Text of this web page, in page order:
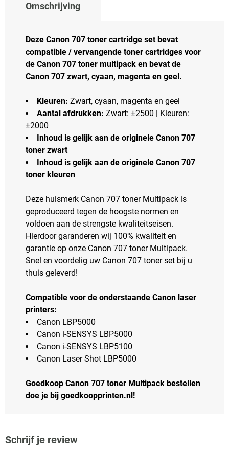
Omschrijving
Deze Canon 707 toner cartridge set bevat
compatible / vervangende toner cartridges voor
de Canon 707 toner multipack en bevat de
Canon 707 zwart, cyaan, magenta en geel.
Kleuren: Zwart, cyaan, magenta en geel
Aantal afdrukken: Zwart: ±2500 | Kleuren:
±2000
Inhoud is gelijk aan de originele Canon 707
toner zwart
Inhoud is gelijk aan de originele Canon 707
toner kleuren
Deze huismerk Canon 707 toner Multipack is
geproduceerd tegen de hoogste normen en
voldoen aan de strengste kwaliteitseisen.
Hierdoor garanderen wij 100% kwaliteit en
garantie op onze Canon 707 toner Multipack.
Snel en voordelig uw Canon 707 toner set bij u
thuis geleverd!
Compatible voor de onderstaande Canon laser
printers:
Canon LBP5000
Canon i-SENSYS LBP5000
Canon i-SENSYS LBP5100
Canon Laser Shot LBP5000
Goedkoop Canon 707 toner Multipack bestellen
doe je bij goedkoopprinten.nl!
Schrijf je review